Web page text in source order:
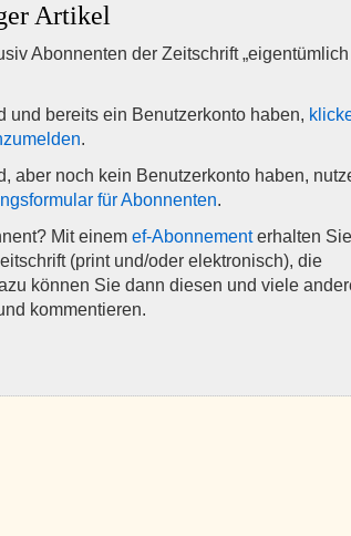
Artikel
Abonnenten der Zeitschrift „eigentümlich
und bereits ein Benutzerkonto haben,
.
aber noch kein Benutzerkonto haben,
für Abonnenten.
Mit einem ef-Abonnementerhalten Sie
(print und/oder elektronisch), die
können Sie dann diesen und viele
kommentieren.